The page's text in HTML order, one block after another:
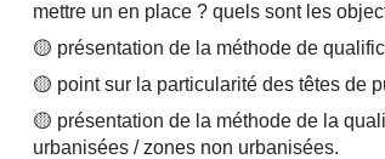
mettre un en place ? quels sont les
🟡 présentation de la méthode de
🟡 point sur la particularité des têtes de
🟡 présentation de la méthode de la
urbanisées / zones non urbanisées.